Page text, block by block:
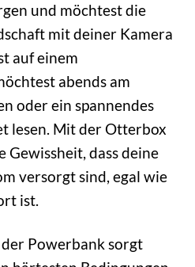
und möchtest die
mit deiner Kamera
auf einem
abends am
oder ein spannendes
lesen. Mit der Otterbox
Gewissheit, dass deine
versorgt sind, egal wie
ist.
Powerbank sorgt